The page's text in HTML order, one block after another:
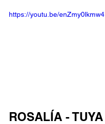
https://youtu.be/enZmy0lkmw4
ROSALÍA - TUYA